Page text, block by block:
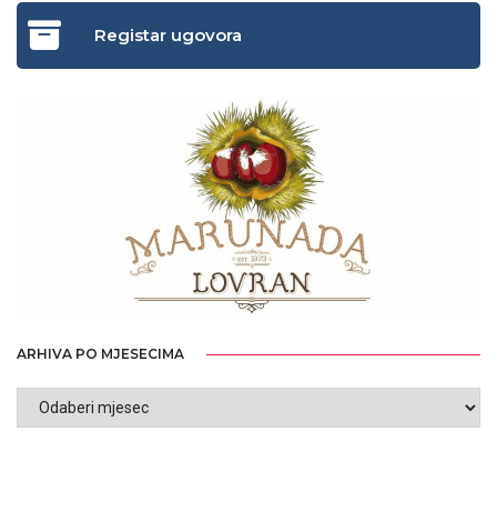
Registar ugovora
ARHIVA PO MJESECIMA
ARHIVA